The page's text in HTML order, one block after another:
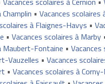
• Vacances scolaires
à Flaignes-Havys •
• Vacances scolaires à Marby
Maubert-Fontaine • Vacances
Vauzelles • Vacances
• Vacances scolaires à